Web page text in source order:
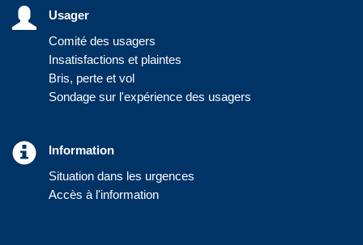
Usager
Comité des usagers
Insatisfactions et plaintes
Bris, perte et vol
Sondage sur l'expérience des usagers
Information
Situation dans les urgences
Accès à l'information